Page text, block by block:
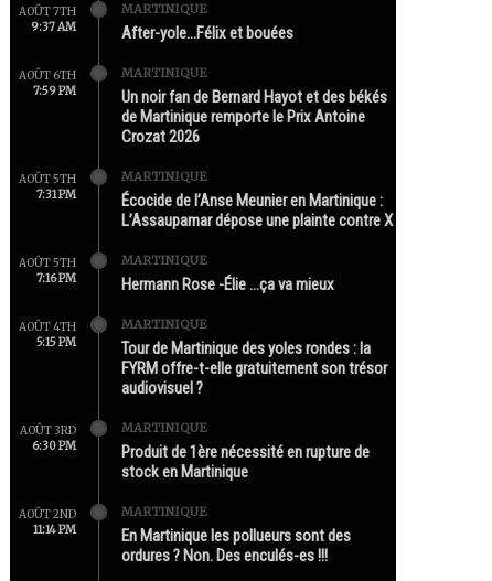
AOÛT 7TH
9:37 AM
MARTINIQUE
After-yole…Félix et bouées
AOÛT 6TH
7:59 PM
MARTINIQUE
Un noir fan de Bernard Hayot et des békés
de Martinique remporte le Prix Antoine
Crozat 2026
AOÛT 5TH
7:31 PM
MARTINIQUE
Écocide de l’Anse Meunier en Martinique :
L’Assaupamar dépose une plainte contre X
AOÛT 5TH
7:16 PM
MARTINIQUE
Hermann Rose -Élie …ça va mieux
AOÛT 4TH
5:15 PM
MARTINIQUE
Tour de Martinique des yoles rondes : la
FYRM offre-t-elle gratuitement son trésor
audiovisuel ?
AOÛT 3RD
6:30 PM
MARTINIQUE
Produit de 1ère nécessité en rupture de
stock en Martinique
AOÛT 2ND
11:14 PM
MARTINIQUE
En Martinique les pollueurs sont des
ordures ? Non. Des enculés-es !!!